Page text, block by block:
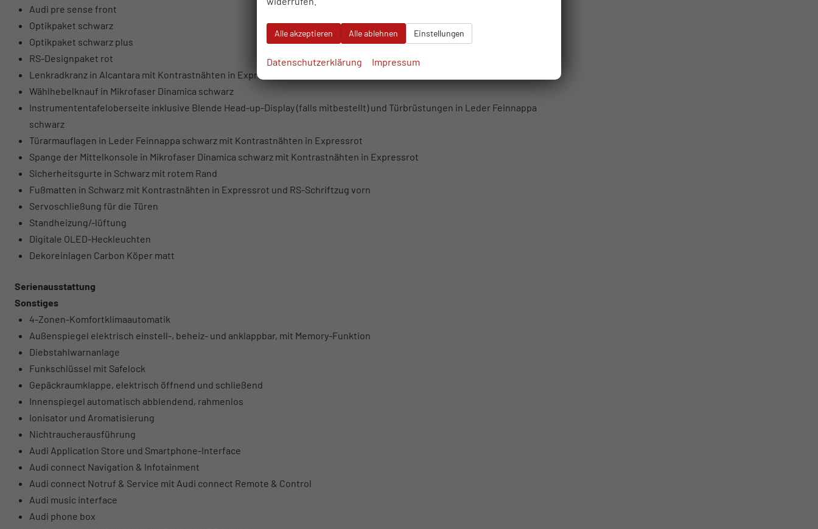
Audi pre sense front
Optikpaket schwarz
Optikpaket schwarz plus
RS-Designpaket rot
Lenkradkranz in Alcantara mit Kontrastnähten in Expressrot
Wählhebelknauf in Mikrofaser Dinamica schwarz
Instrumententafeloberseite inklusive Blende Head-up-Display (falls mitbestellt) und Türbrüstungen in Leder Feinnappa
schwarz
Türarmauflagen in Leder Feinnappa schwarz mit Kontrastnähten in Expressrot
Spange der Mittelkonsole in Mikrofaser Dinamica schwarz mit Kontrastnähten in Expressrot
Sicherheitsgurte in Schwarz mit rotem Rand
Fußmatten in Schwarz mit Kontrastnähten in Expressrot und RS-Schriftzug vorn
Servoschließung für die Türen
Standheizung/-lüftung
Digitale OLED-Heckleuchten
Dekoreinlagen Carbon Köper matt
Serienausstattung
Sonstiges
4-Zonen-Komfortklimaautomatik
Außenspiegel elektrisch einstell-, beheiz- und anklappbar, mit Memory-Funktion
Diebstahlwarnanlage
Funkschlüssel mit Safelock
Gepäckraumklappe, elektrisch öffnend und schließend
Innenspiegel automatisch abblendend, rahmenlos
Ionisator und Aromatisierung
Nichtraucherausführung
Audi Application Store und Smartphone-Interface
Audi connect Navigation & Infotainment
Audi connect Notruf & Service mit Audi connect Remote & Control
Audi music interface
Audi phone box
Alle akzeptieren Alle ablehnen Einstellungen
Datenschutzerklärung Impressum